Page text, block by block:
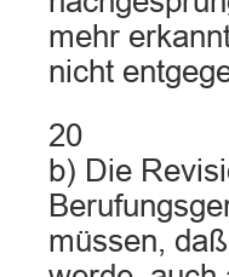
mehr
nicht
20
b) Die
müssen,